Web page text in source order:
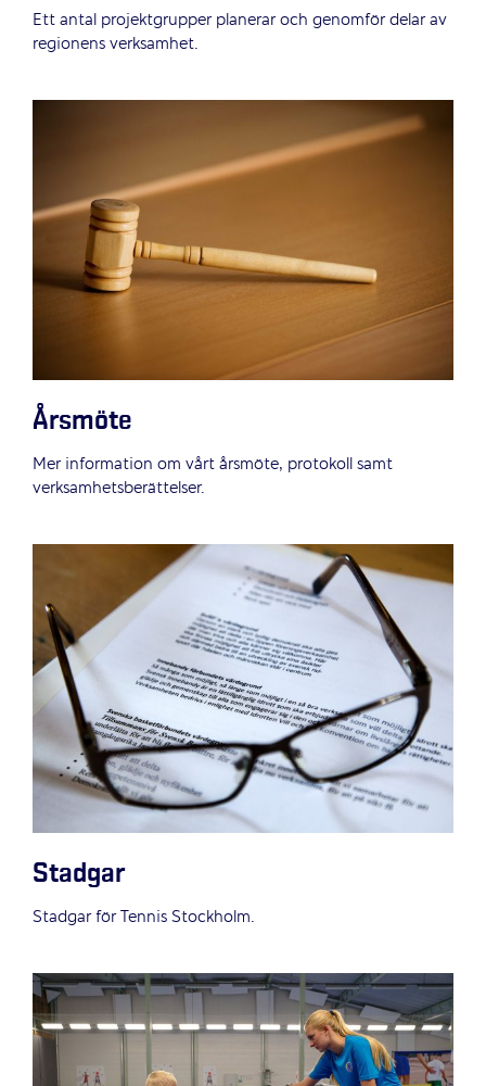
Ett antal projektgrupper planerar och genomför delar av
regionens verksamhet.
Årsmöte
Mer information om vårt årsmöte, protokoll samt
verksamhetsberättelser.
Stadgar
Stadgar för Tennis Stockholm.